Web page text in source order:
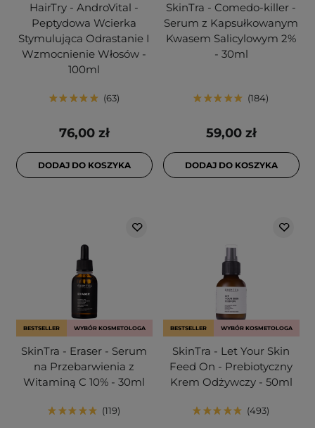
HairTry - AndroVital -
Peptydowa Wcierka
Stymulująca Odrastanie I
Wzmocnienie Włosów -
100ml
63
76,00 zł
DODAJ DO KOSZYKA
SkinTra - Comedo-killer -
Serum z Kapsułkowanym
Kwasem Salicylowym 2%
- 30ml
184
59,00 zł
DODAJ DO KOSZYKA
BESTSELLER WYBÓR KOSMETOLOGA
SkinTra - Eraser - Serum
na Przebarwienia z
Witaminą C 10% - 30ml
119
BESTSELLER WYBÓR KOSMETOLOGA
SkinTra - Let Your Skin
Feed On - Prebiotyczny
Krem Odżywczy - 50ml
493